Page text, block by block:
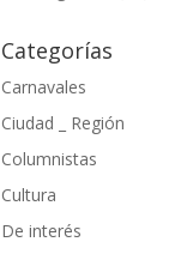
Categorías
Carnavales
Ciudad _ Región
Columnistas
Cultura
De interés